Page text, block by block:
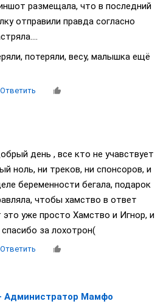
размещала, что в последний
отправили правда согласно
потеряли, весу, малышка ещё
Ответить
день , все кто не учавствует
ноль, ни треков, ни спонсоров, и
беременности бегала, подарок
чтобы хамство в ответ
это уже просто Хамство и Игнор, и
за лохотрон(
Ответить
Администратор Мамфо